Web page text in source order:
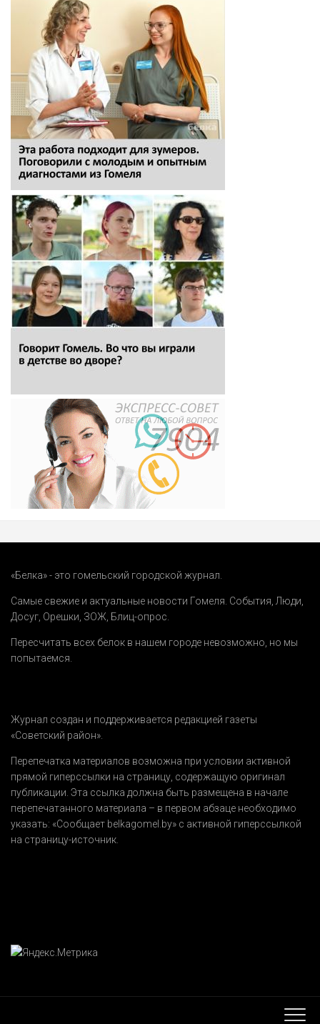
«Белка» - это гомельский городской журнал.
Самые свежие и актуальные новости Гомеля. События Люди
Досуг Орешки ЗОЖ Блиц-опрос
Пересчитать всех белок в нашем городе невозможно, но мы
попытаемся.
Журнал создан и поддерживается редакцией газеты
«Советский район».
Перепечатка материалов возможна при условии активной
прямой гиперссылки на страницу, содержащую оригинал
публикации. Эта ссылка должна быть размещена в начале
перепечатанного материала – в первом абзаце необходимо
указать: «Сообщает belkagomel.by» с активной гиперссылкой
на страницу-источник.